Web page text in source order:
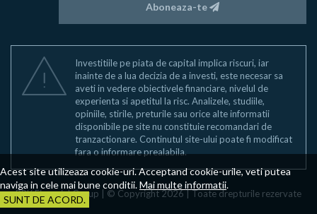
Aboneaza-te
Investitiile pe piata de capital implica riscuri, iar
inainte de a lua decizia de a investi, este necesar sa
aveti in vedere obiectivele financiare, nivelul de
experienta si apetitul la risc. Analizele, studiile,
opiniile, stirile, preturile sau orice alte informatii
disponibile pe site nu constituie recomandari de
tranzactionare. Continutul site-ului poate fi modificat
fara o informare prealabila.
BRK Financial Group | © Copyright 2026 | Toate drepturile rezervate
Acest site utilizeaza cookie-uri. Acceptand cookie-urile, veti putea
naviga in cele mai bune conditii.Mai multe informatii.
SUNT DE ACORD.